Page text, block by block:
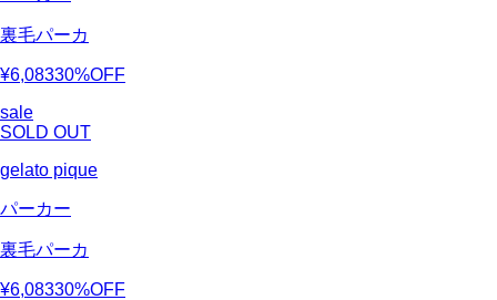
裏毛パーカ
¥6,08330%OFF
sale
SOLD OUT
gelato pique
パーカー
裏毛パーカ
¥6,08330%OFF